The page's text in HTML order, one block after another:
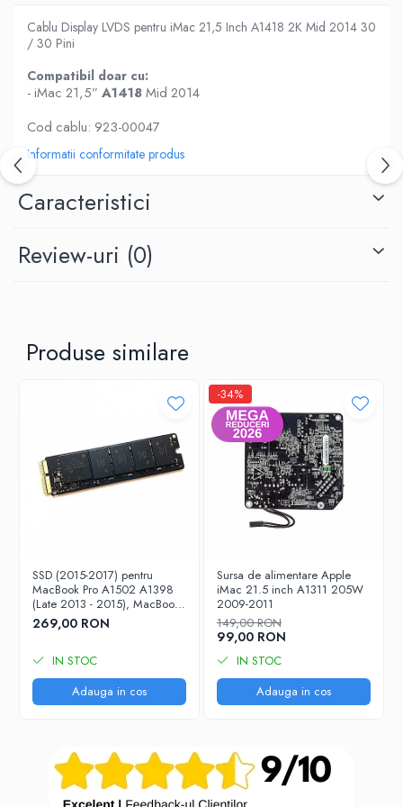
iPhone 16 Pro Max
iPhone 17 Pro
iPhone 15 Pro Max
iPhone 16 Plus
iPhone 17
iPhone 15 Pro
iPhone 15 Plus
iPhone 14 Pro
iPhone 13 Pro
iPhone 13
iPhone 12
iPhone 12 mini
iPhone 11 Pro
iPhone 11
iPhone XS
iPhone XR
Cablu Display LVDS pentru iMac 21,5 Inch A1418 2K Mid 2014 30
/ 30 Pini
Compatibil doar cu:
- iMac 21,5” A1418Mid 2014
Cod cablu: 923-00047
Informatii conformitate produs
Caracteristici
Review-uri (0)
Produse similare
SSD (2015-2017) pentru
MacBook Pro A1502 A1398
(Late 2013 - 2015), MacBook
Air A1465 A1466 (2013 -
2017) - 256 GB
269,00 RON
IN STOC
Adauga in cos
-34%
Sursa de alimentare Apple
iMac 21.5 inch A1311 205W
2009-2011
149,00 RON
99,00 RON
IN STOC
Adauga in cos